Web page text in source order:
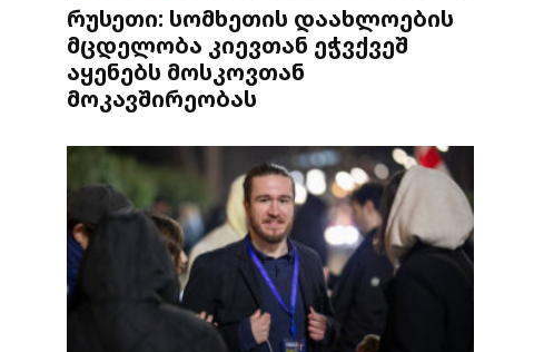
რუსეთი: სომხეთის დაახლოების
მცდელობა კიევთან ეჭვქვეშ
აყენებს მოსკოვთან
მოკავშირეობას